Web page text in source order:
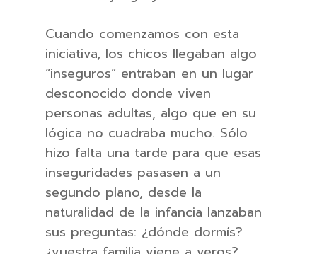
Cuando comenzamos con esta
iniciativa, los chicos llegaban algo
“inseguros” entraban en un lugar
desconocido donde viven
personas adultas, algo que en su
lógica no cuadraba mucho. Sólo
hizo falta una tarde para que esas
inseguridades pasasen a un
segundo plano, desde la
naturalidad de la infancia lanzaban
sus preguntas: ¿dónde dormís?